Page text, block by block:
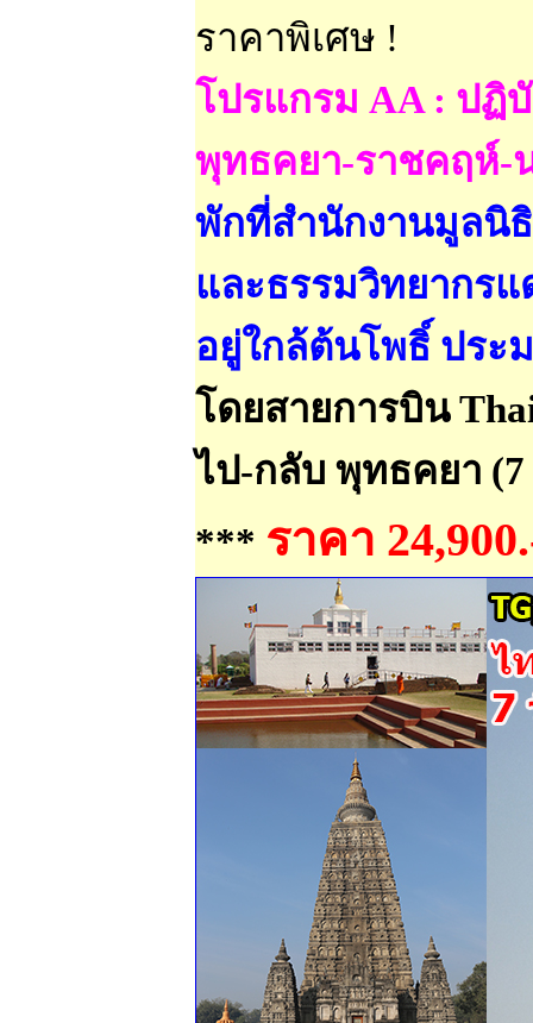
ราคาพิเศษ !
โปรแกรม AA : ปฏิ
พุทธคยา-ราชคฤห์-
พักที่สำนักงานมูลนิ
และธรรมวิทยากร
อยู่ใกล้ต้นโพธิ์ ประ
โดยสายการบิน
ไป-กลับ พุทธคยา (7
*** ราคา